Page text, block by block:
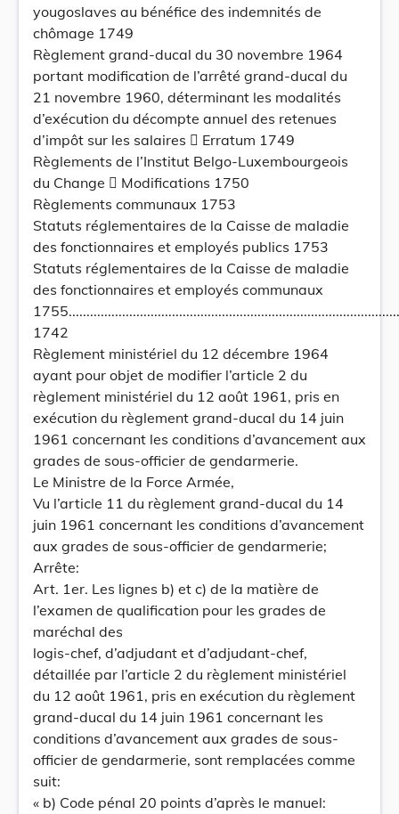
yougoslaves au bénéfice des indemnités de
chômage 1749
Règlement grand-ducal du 30 novembre 1964
portant modification de l’arrêté grand-ducal du
21 novembre 1960, déterminant les modalités
d’exécution du décompte annuel des retenues
d’impôt sur les salaires  Erratum 1749
Règlements de l’Institut Belgo-Luxembourgeois
du Change  Modifications 1750
Règlements communaux 1753
Statuts réglementaires de la Caisse de maladie
des fonctionnaires et employés publics 1753
Statuts réglementaires de la Caisse de maladie
des fonctionnaires et employés communaux
1742
Règlement ministériel du 12 décembre 1964
ayant pour objet de modifier l’article 2 du
règlement ministériel du 12 août 1961, pris en
exécution du règlement grand-ducal du 14 juin
1961 concernant les conditions d’avancement aux
grades de sous-officier de gendarmerie.
Le Ministre de la Force Armée,
Vu l’article 11 du règlement grand-ducal du 14
juin 1961 concernant les conditions d’avancement
aux grades de sous-officier de gendarmerie;
Arrête:
Art. 1er. Les lignes b) et c) de la matière de
l’examen de qualification pour les grades de
maréchal des
logis-chef, d’adjudant et d’adjudant-chef,
détaillée par l’article 2 du règlement ministériel
du 12 août 1961, pris en exécution du règlement
grand-ducal du 14 juin 1961 concernant les
conditions d’avancement aux grades de sous-
officier de gendarmerie, sont remplacées comme
suit:
« b) Code pénal 20 points d’après le manuel: